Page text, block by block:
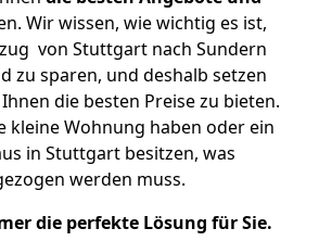
Wir wissen, wie wichtig es ist,
von Stuttgart nach Sundern
zu sparen, und deshalb setzen
die besten Preise zu bieten.
kleine Wohnung haben oder ein
in Stuttgart besitzen, was
werden muss.
die perfekte Lösung für Sie.